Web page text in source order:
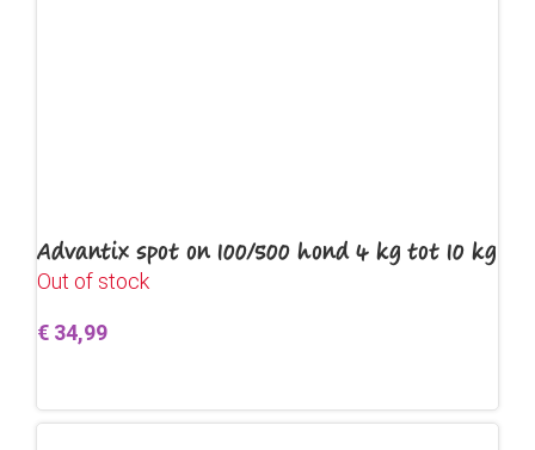
Advantix spot on 100/500 hond 4 kg tot 10 kg
Out of stock
€ 34,99